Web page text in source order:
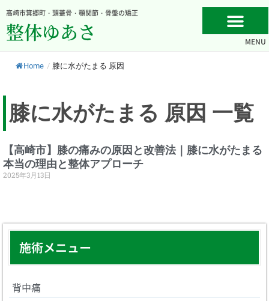
容
を
高崎市箕郷町・頭蓋骨・顎関節・骨盤の矯正
整体ゆあさ MENU
Home / 膝に水がたまる 原因
施術メニュー
背中痛
膝に水がたまる 原因 一覧
【高崎市】膝の痛みの原因と改善法｜膝に水がたまる
本当の理由と整体アプローチ
2025年3月13日